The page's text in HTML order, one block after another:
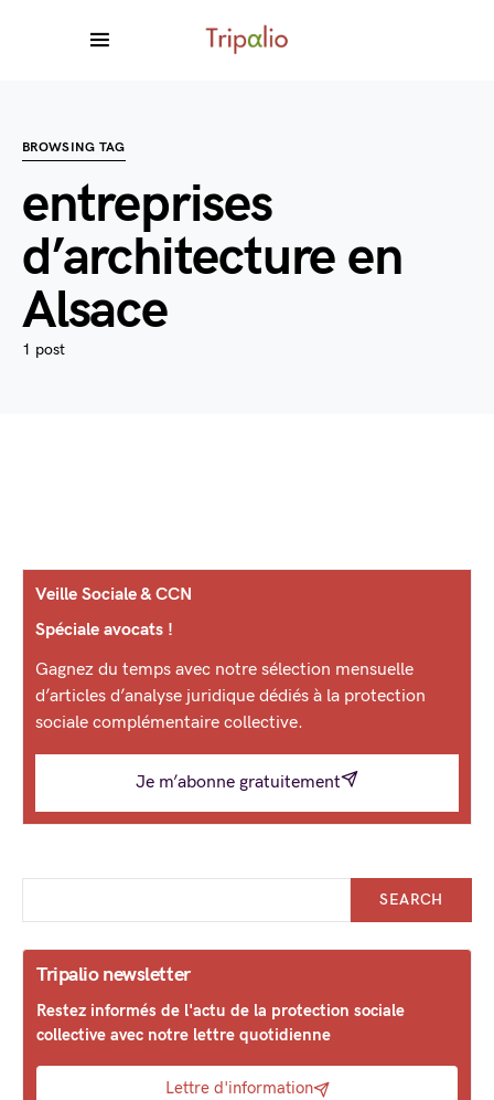
BROWSING TAG
entreprises
d’architecture en
Alsace
1 post
Veille Sociale & CCN
Spéciale avocats !
Gagnez du temps avec notre sélection mensuelle
d’articles d’analyse juridique dédiés à la protection
sociale complémentaire collective.
Je m’abonne gratuitement
SEARCH
Tripalio newsletter
Restez informés de l'actu de la protection sociale
collective avec notre lettre quotidienne
Lettre d'information